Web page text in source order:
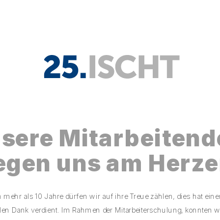
uns am
Dank verdient. Im Rahmen der Mitarbeiterschulung, konnten